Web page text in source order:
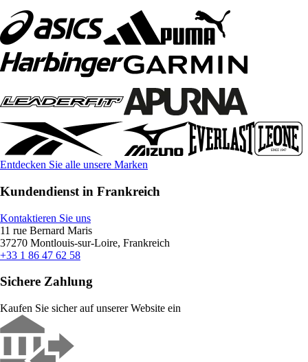
Entdecken Sie alle unsere Marken
Kundendienst in Frankreich
Kontaktieren Sie uns
11 rue Bernard Maris
37270 Montlouis-sur-Loire, Frankreich
+33 1 86 47 62 58
Sichere Zahlung
Kaufen Sie sicher auf unserer Website ein